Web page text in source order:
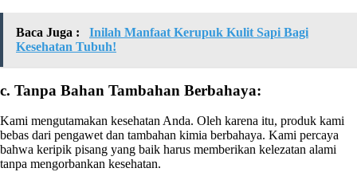
Baca Juga :
Inilah Manfaat Kerupuk Kulit Sapi Bagi
Kesehatan Tubuh!
c. Tanpa Bahan Tambahan Berbahaya:
Kami mengutamakan kesehatan Anda. Oleh karena itu, produk kami
bebas dari pengawet dan tambahan kimia berbahaya. Kami percaya
bahwa keripik pisang yang baik harus memberikan kelezatan alami
tanpa mengorbankan kesehatan.